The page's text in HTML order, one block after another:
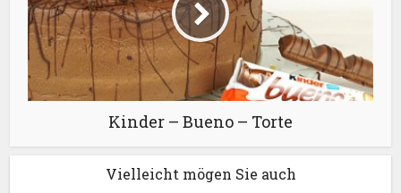
Kinder – Bueno – Torte
Vielleicht mögen Sie auch